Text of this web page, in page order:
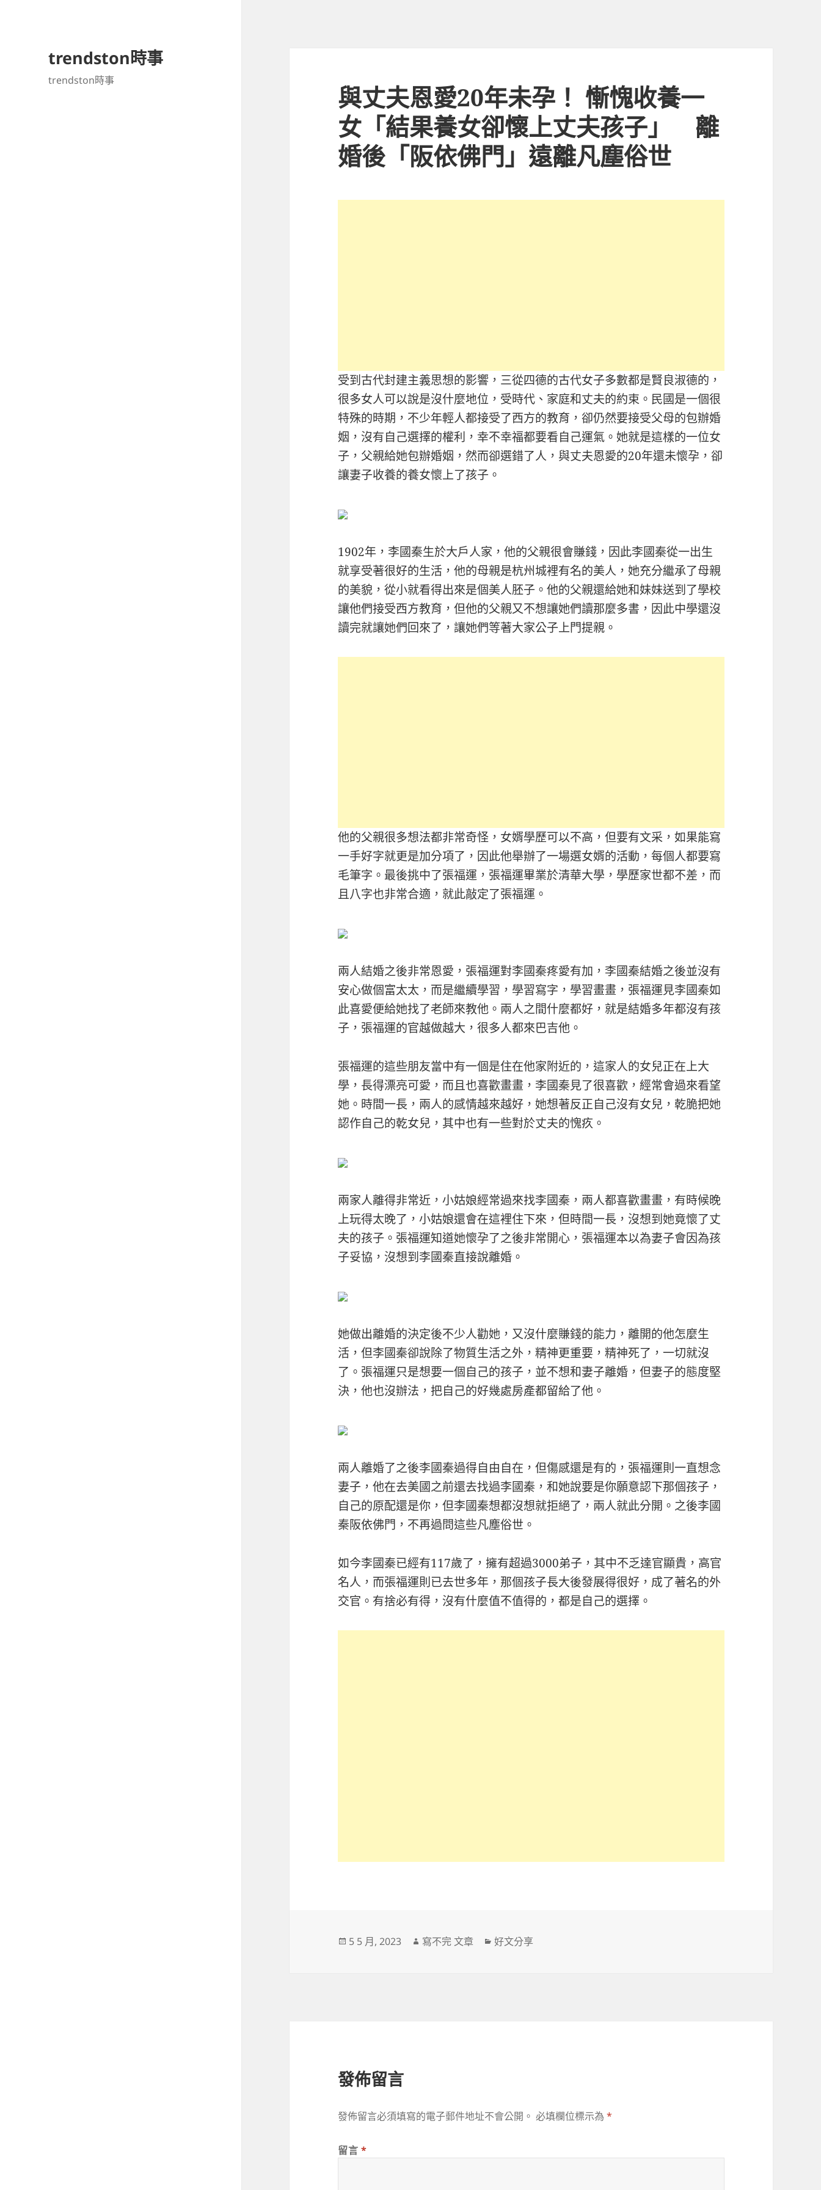
trendston時事
trendston時事
與丈夫恩愛20年未孕！ 慚愧收養一
女「結果養女卻懷上丈夫孩子」 離
婚後「阪依佛門」遠離凡塵俗世
受到古代封建主義思想的影響，三從四德的古代女子多數都是賢良淑德的，
很多女人可以說是沒什麼地位，受時代、家庭和丈夫的約束。民國是一個很
特殊的時期，不少年輕人都接受了西方的教育，卻仍然要接受父母的包辦婚
姻，沒有自己選擇的權利，幸不幸福都要看自己運氣。她就是這樣的一位女
子，父親給她包辦婚姻，然而卻選錯了人，與丈夫恩愛的20年還未懷孕，卻
讓妻子收養的養女懷上了孩子。
1902年，李國秦生於大戶人家，他的父親很會賺錢，因此李國秦從一出生
就享受著很好的生活，他的母親是杭州城裡有名的美人，她充分繼承了母親
的美貌，從小就看得出來是個美人胚子。他的父親還給她和妹妹送到了學校
讓他們接受西方教育，但他的父親又不想讓她們讀那麼多書，因此中學還沒
讀完就讓她們回來了，讓她們等著大家公子上門提親。
他的父親很多想法都非常奇怪，女婿學歷可以不高，但要有文采，如果能寫
一手好字就更是加分項了，因此他舉辦了一場選女婿的活動，每個人都要寫
毛筆字。最後挑中了張福運，張福運畢業於清華大學，學歷家世都不差，而
且八字也非常合適，就此敲定了張福運。
兩人結婚之後非常恩愛，張福運對李國秦疼愛有加，李國秦結婚之後並沒有
安心做個富太太，而是繼續學習，學習寫字，學習畫畫，張福運見李國秦如
此喜愛便給她找了老師來教他。兩人之間什麼都好，就是結婚多年都沒有孩
子，張福運的官越做越大，很多人都來巴吉他。
張福運的這些朋友當中有一個是住在他家附近的，這家人的女兒正在上大
學，長得漂亮可愛，而且也喜歡畫畫，李國秦見了很喜歡，經常會過來看望
她。時間一長，兩人的感情越來越好，她想著反正自己沒有女兒，乾脆把她
認作自己的乾女兒，其中也有一些對於丈夫的愧疚。
兩家人離得非常近，小姑娘經常過來找李國秦，兩人都喜歡畫畫，有時候晚
上玩得太晚了，小姑娘還會在這裡住下來，但時間一長，沒想到她竟懷了丈
夫的孩子。張福運知道她懷孕了之後非常開心，張福運本以為妻子會因為孩
子妥協，沒想到李國秦直接說離婚。
她做出離婚的決定後不少人勸她，又沒什麼賺錢的能力，離開的他怎麼生
活，但李國秦卻說除了物質生活之外，精神更重要，精神死了，一切就沒
了。張福運只是想要一個自己的孩子，並不想和妻子離婚，但妻子的態度堅
決，他也沒辦法，把自己的好幾處房產都留給了他。
兩人離婚了之後李國秦過得自由自在，但傷感還是有的，張福運則一直想念
妻子，他在去美國之前還去找過李國秦，和她說要是你願意認下那個孩子，
自己的原配還是你，但李國秦想都沒想就拒絕了，兩人就此分開。之後李國
秦阪依佛門，不再過問這些凡塵俗世。
如今李國秦已經有117歲了，擁有超過3000弟子，其中不乏達官顯貴，高官
名人，而張福運則已去世多年，那個孩子長大後發展得很好，成了著名的外
交官。有捨必有得，沒有什麼值不值得的，都是自己的選擇。
發
5 5 月, 2023
作
寫不完 文章
分
好文分享
發佈留言
發佈留言必須填寫的電子郵件地址不會公開。 必填欄位標示為*
留言*